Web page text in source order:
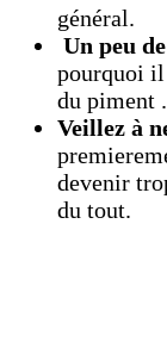
général.
Un peu
pourquoi il
du piment .
Veillez à
devenir
du tout.